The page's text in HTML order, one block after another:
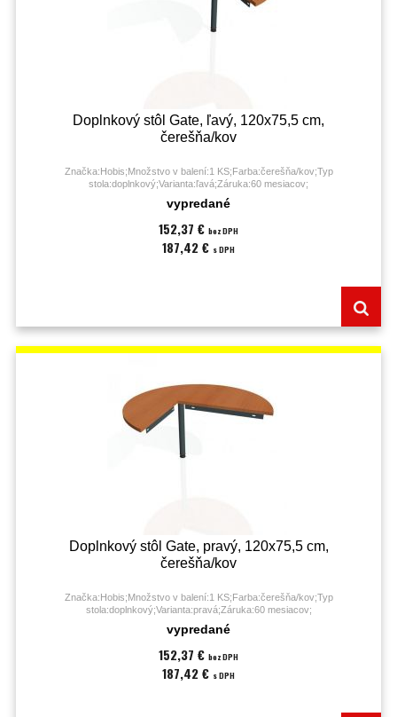
Doplnkový stôl Gate, ľavý, 120x75,5 cm,
čerešňa/kov
Značka:Hobis;Množstvo v balení:1 KS;Farba:čerešňa/kov;Typ
stola:doplnkový;Varianta:ľavá;Záruka:60 mesiacov;
vypredané
152,37 € bez DPH
187,42 € s DPH
Doplnkový stôl Gate, pravý, 120x75,5 cm,
čerešňa/kov
Značka:Hobis;Množstvo v balení:1 KS;Farba:čerešňa/kov;Typ
stola:doplnkový;Varianta:pravá;Záruka:60 mesiacov;
vypredané
152,37 € bez DPH
187,42 € s DPH